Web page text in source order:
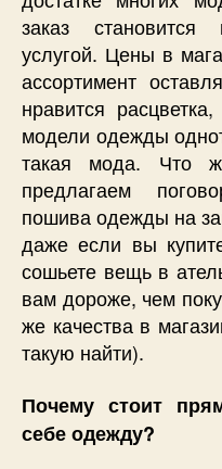
заказ
услугой. Цены в
ассортимент
нравится
модели одежды
такая мода. Что
предлагаем
пошива одежды на
даже если вы
сошьете вещь в
вам дороже, чем
же качества в
такую найти).
Почему стоит
себе одежду?